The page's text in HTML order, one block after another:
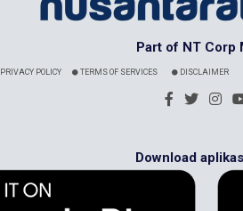
Part of NT Corp
PRIVACY POLICY TERMS OF SERVICES DISCLAIMER
Download